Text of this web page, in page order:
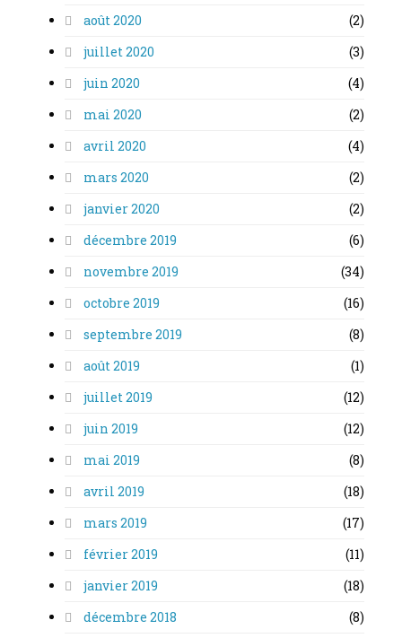
août 2020
(2)
juillet 2020
(3)
juin 2020
(4)
mai 2020
(2)
avril 2020
(4)
mars 2020
(2)
janvier 2020
(2)
décembre 2019
(6)
novembre 2019
(34)
octobre 2019
(16)
septembre 2019
(8)
août 2019
(1)
juillet 2019
(12)
juin 2019
(12)
mai 2019
(8)
avril 2019
(18)
mars 2019
(17)
février 2019
(11)
janvier 2019
(18)
décembre 2018
(8)